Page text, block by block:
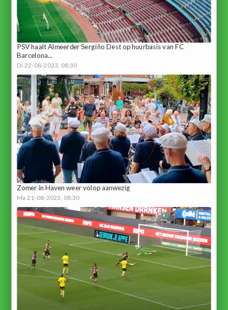
PSV haalt Almeerder Sergiño Dest op huurbasis van FC
Barcelona...
Di 22-08-2023, 08:30
Zomer in Haven weer volop aanwezig
Ma 21-08-2023, 08:30